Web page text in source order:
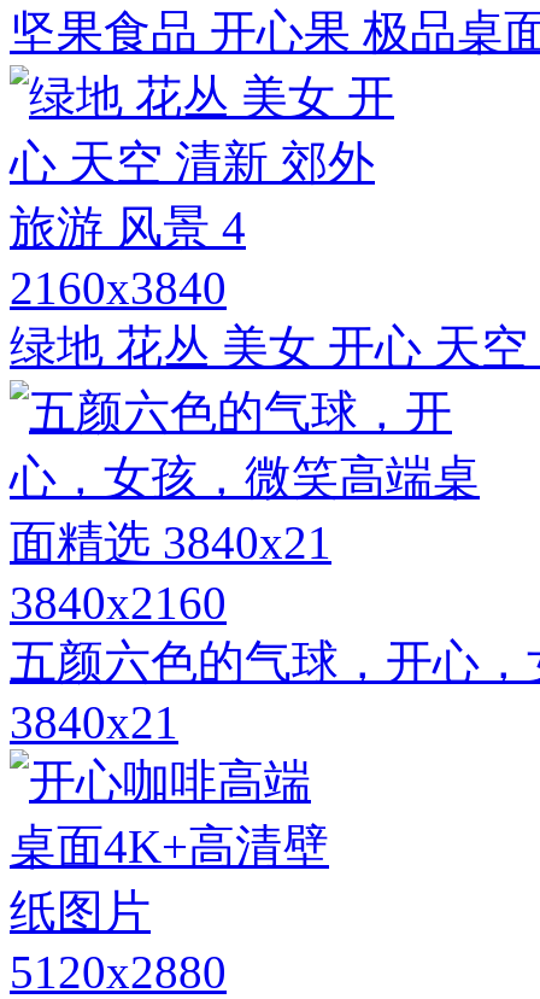
坚果食品 开心果 极品桌
2160x3840
绿地 花丛 美女 开心 天
3840x2160
五颜六色的气球，开心
3840x21
5120x2880